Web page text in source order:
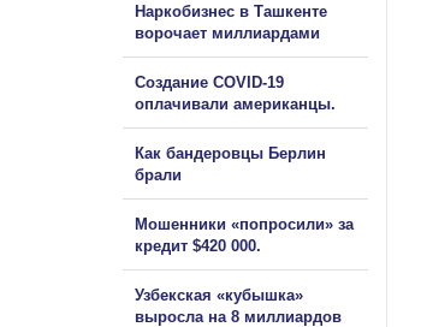
Наркобизнес в Ташкенте
ворочает миллиардами
Создание COVID-19
оплачивали американцы.
Как бандеровцы Берлин
брали
Мошенники «попросили» за
кредит $420 000.
Узбекская «кубышка»
выросла на 8 миллиардов